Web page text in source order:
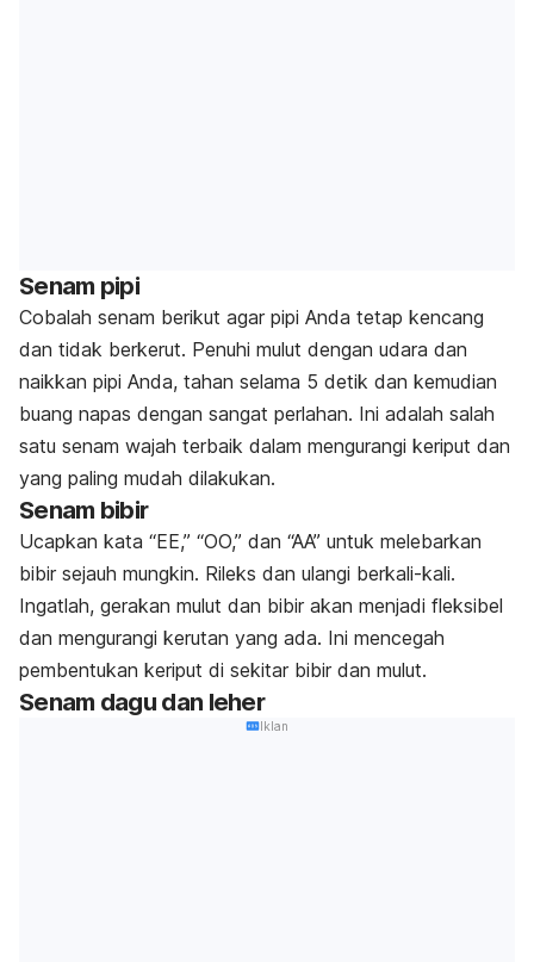
Senam pipi
Cobalah senam berikut agar pipi Anda tetap kencang
dan tidak berkerut. Penuhi mulut dengan udara dan
naikkan pipi Anda, tahan selama 5 detik dan kemudian
buang napas dengan sangat perlahan. Ini adalah salah
satu senam wajah terbaik dalam mengurangi keriput dan
yang paling mudah dilakukan.
Senam bibir
Ucapkan kata “EE,” “OO,” dan “AA” untuk melebarkan
bibir sejauh mungkin. Rileks dan ulangi berkali-kali.
Ingatlah, gerakan mulut dan bibir akan menjadi fleksibel
dan mengurangi kerutan yang ada. Ini mencegah
pembentukan keriput di sekitar bibir dan mulut.
Senam dagu dan leher
Iklan